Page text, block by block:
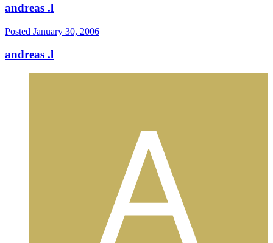
andreas .l
Posted January 30, 2006
andreas .l